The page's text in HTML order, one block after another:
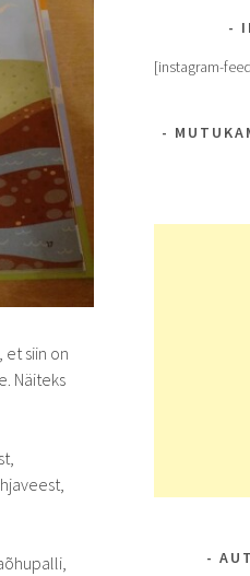
et siin on
Näiteks
[instagram-